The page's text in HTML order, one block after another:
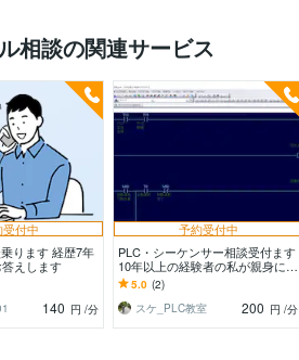
相談の関連サービス
付中
ります 経歴7年
えします
140 円 /分
予約受付中
PLC・シーケンサー相談受付ます
10年以上の経験者の私が親身に対
応します。
5.0 (2)
スケ_PLC教室
200 円 /分